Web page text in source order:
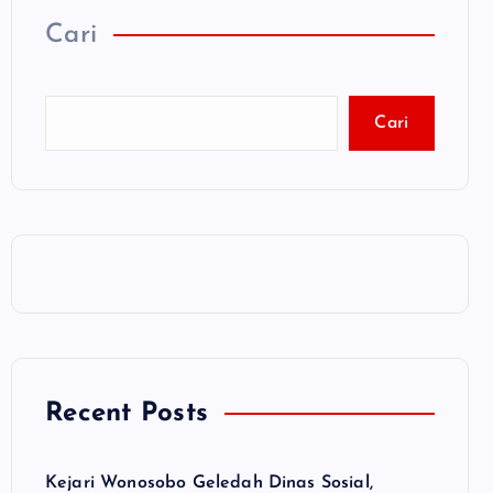
Cari
Cari
Recent Posts
Kejari Wonosobo Geledah Dinas Sosial,